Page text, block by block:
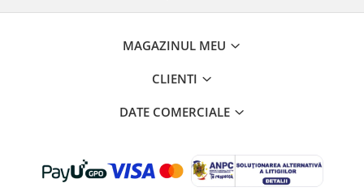
MAGAZINUL MEU
CLIENTI
DATE COMERCIALE